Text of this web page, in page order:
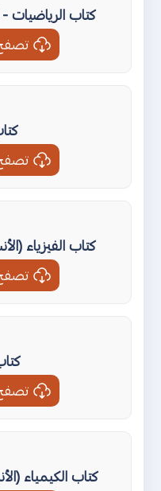
كتاب الرياضيات
كتاب الفيزياء
كتاب الكيمياء